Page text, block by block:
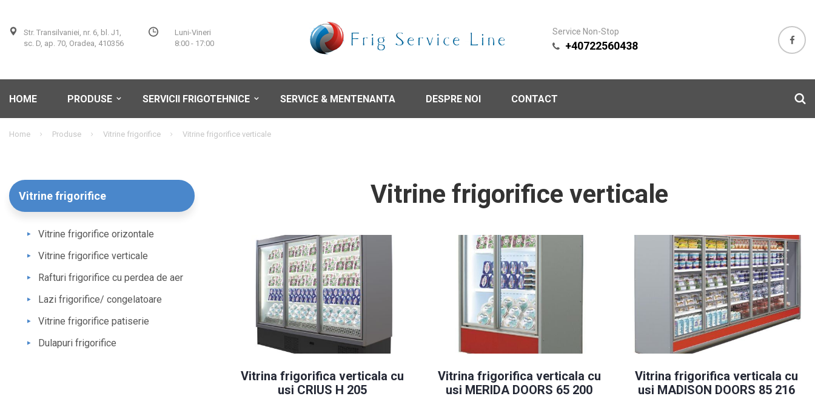
Str. Transilvaniei, nr. 6, bl. J1,
sc. D, ap. 70, Oradea, 410356
Luni-Vineri
8:00 - 17:00
Service Non-Stop
+40722560438
HOME PRODUSE SERVICII FRIGOTEHNICE SERVICE & MENTENANTA DESPRE NOI CONTACT
Home Produse Vitrine frigorifice Vitrine frigorifice verticale
Vitrine frigorifice verticale
Vitrina frigorifica verticala cu
usi CRIUS H 205
Vitrina frigorifica verticala cu
usi MERIDA DOORS 65 200
Vitrina frigorifica verticala cu
usi MADISON DOORS 85 216
Vitrine frigorifice
Vitrine frigorifice orizontale
Vitrine frigorifice verticale
Rafturi frigorifice cu perdea de aer
Lazi frigorifice/ congelatoare
Vitrine frigorifice patiserie
Dulapuri frigorifice